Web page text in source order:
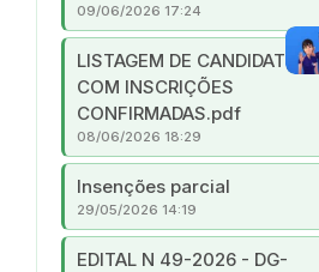
09/06/2026 17:24
LISTAGEM DE CANDIDATOS
COM INSCRIÇÕES
CONFIRMADAS.pdf
08/06/2026 18:29
Insenções parcial
29/05/2026 14:19
EDITAL N 49-2026 - DG-